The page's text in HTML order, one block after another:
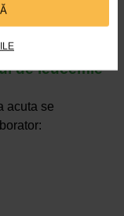
de leucemie
acuta se